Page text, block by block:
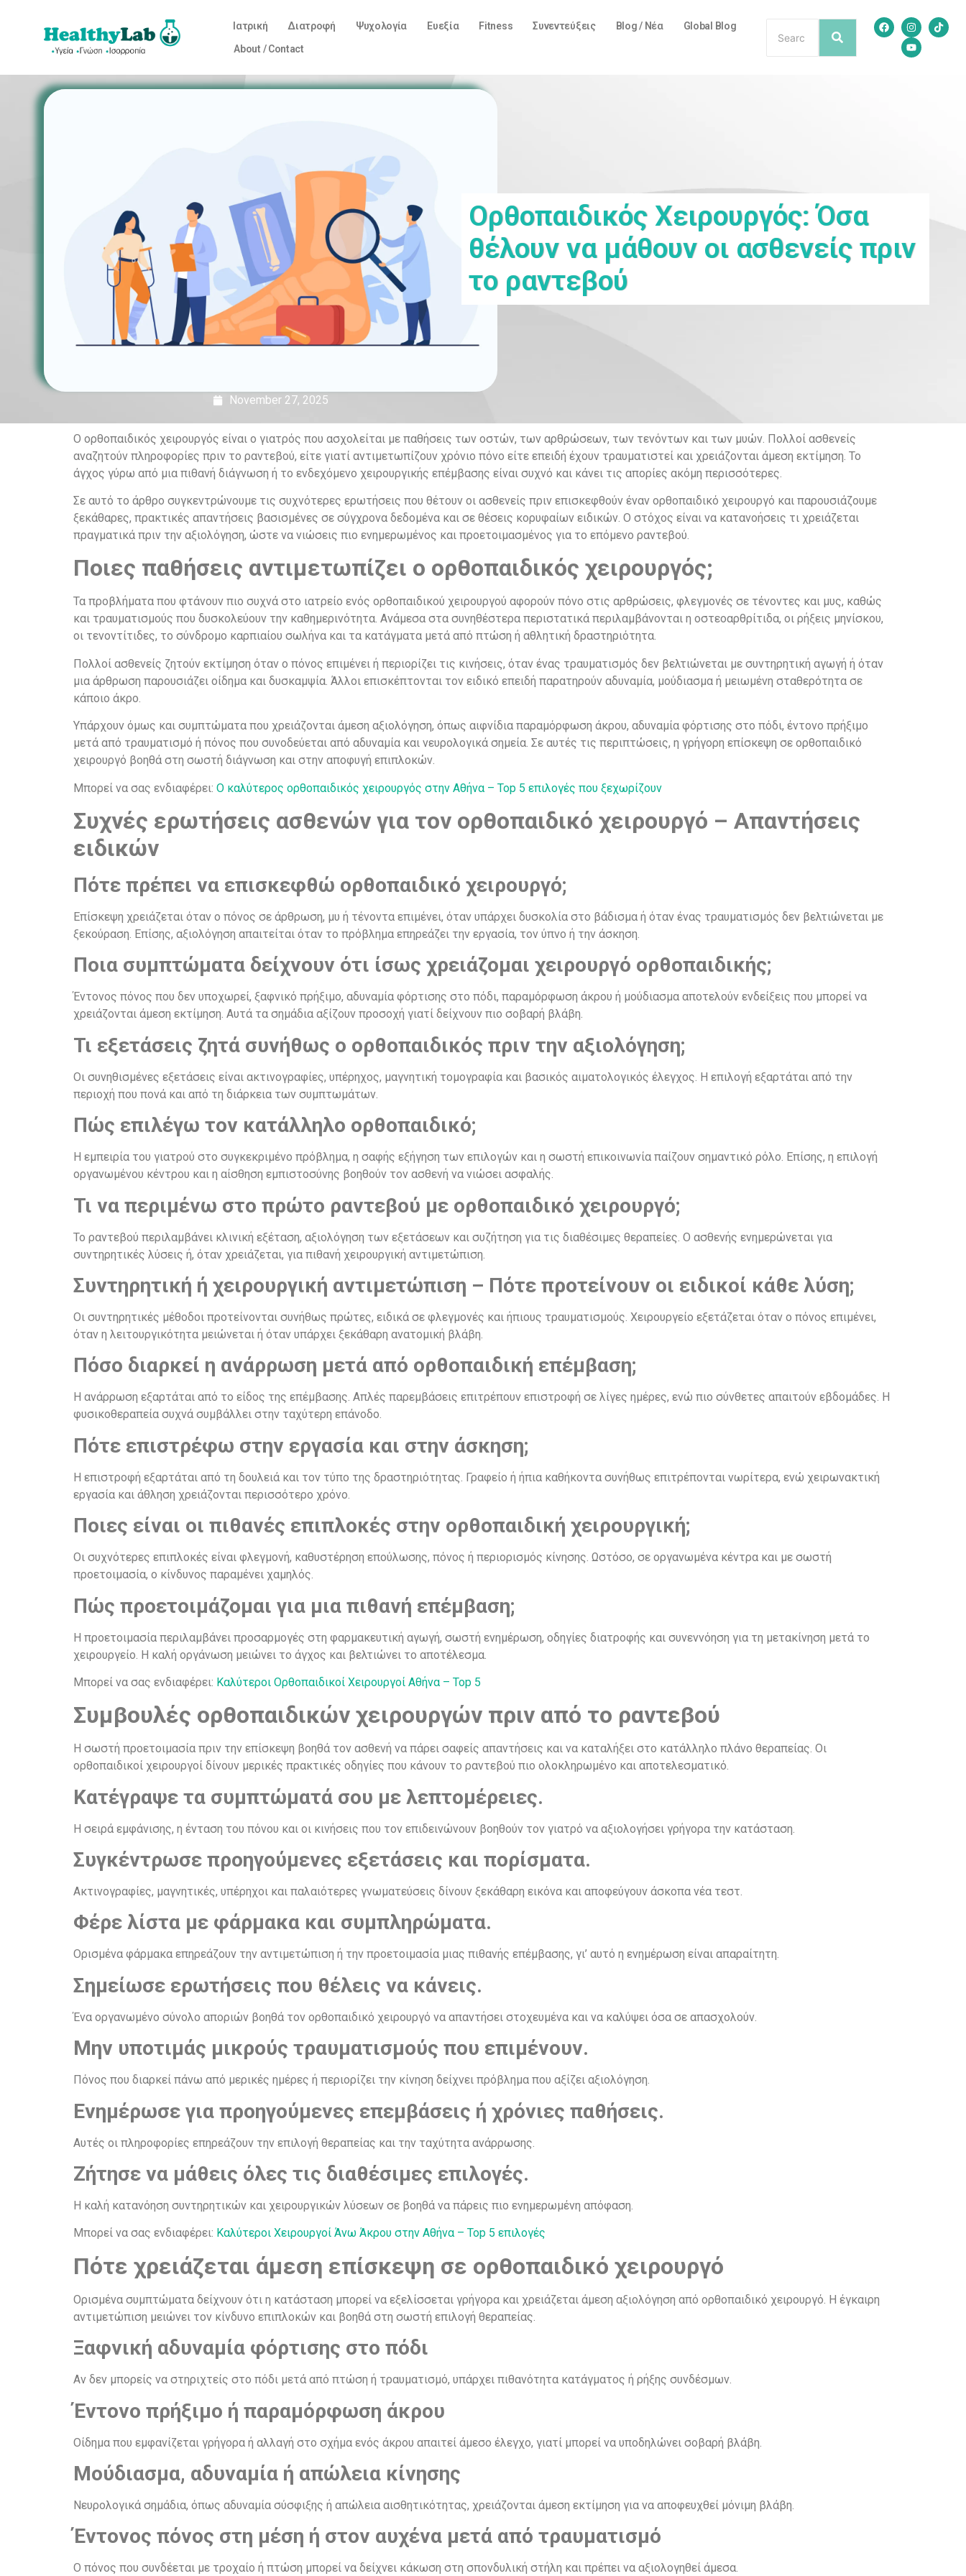
Ιατρική Διατροφή Ψυχολογία Ευεξία Fitness Συνεντεύξεις Blog / Νέα
Global Blog
About / Contact
November 27, 2025
Ορθοπαιδικός Χειρουργός: Όσα
θέλουν να μάθουν οι ασθενείς πριν
το ραντεβού
Ο ορθοπαιδικός χειρουργός είναι ο γιατρός που ασχολείται με παθήσεις των οστών, των αρθρώσεων, των τενόντων και των μυών. Πολλοί ασθενείς
αναζητούν πληροφορίες πριν το ραντεβού, είτε γιατί αντιμετωπίζουν χρόνιο πόνο είτε επειδή έχουν τραυματιστεί και χρειάζονται άμεση εκτίμηση. Το
άγχος γύρω από μια πιθανή διάγνωση ή το ενδεχόμενο χειρουργικής επέμβασης είναι συχνό και κάνει τις απορίες ακόμη περισσότερες.
Σε αυτό το άρθρο συγκεντρώνουμε τις συχνότερες ερωτήσεις που θέτουν οι ασθενείς πριν επισκεφθούν έναν ορθοπαιδικό χειρουργό και παρουσιάζουμε
ξεκάθαρες, πρακτικές απαντήσεις βασισμένες σε σύγχρονα δεδομένα και σε θέσεις κορυφαίων ειδικών. Ο στόχος είναι να κατανοήσεις τι χρειάζεται
πραγματικά πριν την αξιολόγηση, ώστε να νιώσεις πιο ενημερωμένος και προετοιμασμένος για το επόμενο ραντεβού.
Ποιες παθήσεις αντιμετωπίζει ο ορθοπαιδικός χειρουργός;
Τα προβλήματα που φτάνουν πιο συχνά στο ιατρείο ενός ορθοπαιδικού χειρουργού αφορούν πόνο στις αρθρώσεις, φλεγμονές σε τένοντες και μυς, καθώς
και τραυματισμούς που δυσκολεύουν την καθημερινότητα. Ανάμεσα στα συνηθέστερα περιστατικά περιλαμβάνονται η οστεοαρθρίτιδα, οι ρήξεις μηνίσκου,
οι τενοντίτιδες, το σύνδρομο καρπιαίου σωλήνα και τα κατάγματα μετά από πτώση ή αθλητική δραστηριότητα.
Πολλοί ασθενείς ζητούν εκτίμηση όταν ο πόνος επιμένει ή περιορίζει τις κινήσεις, όταν ένας τραυματισμός δεν βελτιώνεται με συντηρητική αγωγή ή όταν
μια άρθρωση παρουσιάζει οίδημα και δυσκαμψία. Άλλοι επισκέπτονται τον ειδικό επειδή παρατηρούν αδυναμία, μούδιασμα ή μειωμένη σταθερότητα σε
κάποιο άκρο.
Υπάρχουν όμως και συμπτώματα που χρειάζονται άμεση αξιολόγηση, όπως αιφνίδια παραμόρφωση άκρου, αδυναμία φόρτισης στο πόδι, έντονο πρήξιμο
μετά από τραυματισμό ή πόνος που συνοδεύεται από αδυναμία και νευρολογικά σημεία. Σε αυτές τις περιπτώσεις, η γρήγορη επίσκεψη σε ορθοπαιδικό
χειρουργό βοηθά στη σωστή διάγνωση και στην αποφυγή επιπλοκών.
Mπορεί να σας ενδιαφέρει: Ο καλύτερος ορθοπαιδικός χειρουργός στην Αθήνα – Top 5 επιλογές που ξεχωρίζουν
Συχνές ερωτήσεις ασθενών για τον ορθοπαιδικό χειρουργό – Απαντήσεις
ειδικών
Πότε πρέπει να επισκεφθώ ορθοπαιδικό χειρουργό;
Επίσκεψη χρειάζεται όταν ο πόνος σε άρθρωση, μυ ή τένοντα επιμένει, όταν υπάρχει δυσκολία στο βάδισμα ή όταν ένας τραυματισμός δεν βελτιώνεται με
ξεκούραση. Επίσης, αξιολόγηση απαιτείται όταν το πρόβλημα επηρεάζει την εργασία, τον ύπνο ή την άσκηση.
Ποια συμπτώματα δείχνουν ότι ίσως χρειάζομαι χειρουργό ορθοπαιδικής;
Έντονος πόνος που δεν υποχωρεί, ξαφνικό πρήξιμο, αδυναμία φόρτισης στο πόδι, παραμόρφωση άκρου ή μούδιασμα αποτελούν ενδείξεις που μπορεί να
χρειάζονται άμεση εκτίμηση. Αυτά τα σημάδια αξίζουν προσοχή γιατί δείχνουν πιο σοβαρή βλάβη.
Τι εξετάσεις ζητά συνήθως ο ορθοπαιδικός πριν την αξιολόγηση;
Οι συνηθισμένες εξετάσεις είναι ακτινογραφίες, υπέρηχος, μαγνητική τομογραφία και βασικός αιματολογικός έλεγχος. Η επιλογή εξαρτάται από την
περιοχή που πονά και από τη διάρκεια των συμπτωμάτων.
Πώς επιλέγω τον κατάλληλο ορθοπαιδικό;
Η εμπειρία του γιατρού στο συγκεκριμένο πρόβλημα, η σαφής εξήγηση των επιλογών και η σωστή επικοινωνία παίζουν σημαντικό ρόλο. Επίσης, η επιλογή
οργανωμένου κέντρου και η αίσθηση εμπιστοσύνης βοηθούν τον ασθενή να νιώσει ασφαλής.
Τι να περιμένω στο πρώτο ραντεβού με ορθοπαιδικό χειρουργό;
Το ραντεβού περιλαμβάνει κλινική εξέταση, αξιολόγηση των εξετάσεων και συζήτηση για τις διαθέσιμες θεραπείες. Ο ασθενής ενημερώνεται για
συντηρητικές λύσεις ή, όταν χρειάζεται, για πιθανή χειρουργική αντιμετώπιση.
Συντηρητική ή χειρουργική αντιμετώπιση – Πότε προτείνουν οι ειδικοί κάθε λύση;
Οι συντηρητικές μέθοδοι προτείνονται συνήθως πρώτες, ειδικά σε φλεγμονές και ήπιους τραυματισμούς. Χειρουργείο εξετάζεται όταν ο πόνος επιμένει,
όταν η λειτουργικότητα μειώνεται ή όταν υπάρχει ξεκάθαρη ανατομική βλάβη.
Πόσο διαρκεί η ανάρρωση μετά από ορθοπαιδική επέμβαση;
Η ανάρρωση εξαρτάται από το είδος της επέμβασης. Απλές παρεμβάσεις επιτρέπουν επιστροφή σε λίγες ημέρες, ενώ πιο σύνθετες απαιτούν εβδομάδες. Η
φυσικοθεραπεία συχνά συμβάλλει στην ταχύτερη επάνοδο.
Πότε επιστρέφω στην εργασία και στην άσκηση;
Η επιστροφή εξαρτάται από τη δουλειά και τον τύπο της δραστηριότητας. Γραφείο ή ήπια καθήκοντα συνήθως επιτρέπονται νωρίτερα, ενώ χειρωνακτική
εργασία και άθληση χρειάζονται περισσότερο χρόνο.
Ποιες είναι οι πιθανές επιπλοκές στην ορθοπαιδική χειρουργική;
Οι συχνότερες επιπλοκές είναι φλεγμονή, καθυστέρηση επούλωσης, πόνος ή περιορισμός κίνησης. Ωστόσο, σε οργανωμένα κέντρα και με σωστή
προετοιμασία, ο κίνδυνος παραμένει χαμηλός.
Πώς προετοιμάζομαι για μια πιθανή επέμβαση;
Η προετοιμασία περιλαμβάνει προσαρμογές στη φαρμακευτική αγωγή, σωστή ενημέρωση, οδηγίες διατροφής και συνεννόηση για τη μετακίνηση μετά το
χειρουργείο. Η καλή οργάνωση μειώνει το άγχος και βελτιώνει το αποτέλεσμα.
Mπορεί να σας ενδιαφέρει: Καλύτεροι Ορθοπαιδικοί Χειρουργοί Αθήνα – Top 5
Συμβουλές ορθοπαιδικών χειρουργών πριν από το ραντεβού
Η σωστή προετοιμασία πριν την επίσκεψη βοηθά τον ασθενή να πάρει σαφείς απαντήσεις και να καταλήξει στο κατάλληλο πλάνο θεραπείας. Οι
ορθοπαιδικοί χειρουργοί δίνουν μερικές πρακτικές οδηγίες που κάνουν το ραντεβού πιο ολοκληρωμένο και αποτελεσματικό.
Κατέγραψε τα συμπτώματά σου με λεπτομέρειες.
Η σειρά εμφάνισης, η ένταση του πόνου και οι κινήσεις που τον επιδεινώνουν βοηθούν τον γιατρό να αξιολογήσει γρήγορα την κατάσταση.
Συγκέντρωσε προηγούμενες εξετάσεις και πορίσματα.
Ακτινογραφίες, μαγνητικές, υπέρηχοι και παλαιότερες γνωματεύσεις δίνουν ξεκάθαρη εικόνα και αποφεύγουν άσκοπα νέα τεστ.
Φέρε λίστα με φάρμακα και συμπληρώματα.
Ορισμένα φάρμακα επηρεάζουν την αντιμετώπιση ή την προετοιμασία μιας πιθανής επέμβασης, γι’ αυτό η ενημέρωση είναι απαραίτητη.
Σημείωσε ερωτήσεις που θέλεις να κάνεις.
Ένα οργανωμένο σύνολο αποριών βοηθά τον ορθοπαιδικό χειρουργό να απαντήσει στοχευμένα και να καλύψει όσα σε απασχολούν.
Μην υποτιμάς μικρούς τραυματισμούς που επιμένουν.
Πόνος που διαρκεί πάνω από μερικές ημέρες ή περιορίζει την κίνηση δείχνει πρόβλημα που αξίζει αξιολόγηση.
Ενημέρωσε για προηγούμενες επεμβάσεις ή χρόνιες παθήσεις.
Αυτές οι πληροφορίες επηρεάζουν την επιλογή θεραπείας και την ταχύτητα ανάρρωσης.
Ζήτησε να μάθεις όλες τις διαθέσιμες επιλογές.
Η καλή κατανόηση συντηρητικών και χειρουργικών λύσεων σε βοηθά να πάρεις πιο ενημερωμένη απόφαση.
Mπορεί να σας ενδιαφέρει: Καλύτεροι Χειρουργοί Άνω Άκρου στην Αθήνα – Top 5 επιλογές
Πότε χρειάζεται άμεση επίσκεψη σε ορθοπαιδικό χειρουργό
Ορισμένα συμπτώματα δείχνουν ότι η κατάσταση μπορεί να εξελίσσεται γρήγορα και χρειάζεται άμεση αξιολόγηση από ορθοπαιδικό χειρουργό. Η έγκαιρη
αντιμετώπιση μειώνει τον κίνδυνο επιπλοκών και βοηθά στη σωστή επιλογή θεραπείας.
Ξαφνική αδυναμία φόρτισης στο πόδι
Αν δεν μπορείς να στηριχτείς στο πόδι μετά από πτώση ή τραυματισμό, υπάρχει πιθανότητα κατάγματος ή ρήξης συνδέσμων.
Έντονο πρήξιμο ή παραμόρφωση άκρου
Οίδημα που εμφανίζεται γρήγορα ή αλλαγή στο σχήμα ενός άκρου απαιτεί άμεσο έλεγχο, γιατί μπορεί να υποδηλώνει σοβαρή βλάβη.
Μούδιασμα, αδυναμία ή απώλεια κίνησης
Νευρολογικά σημάδια, όπως αδυναμία σύσφιξης ή απώλεια αισθητικότητας, χρειάζονται άμεση εκτίμηση για να αποφευχθεί μόνιμη βλάβη.
Έντονος πόνος στη μέση ή στον αυχένα μετά από τραυματισμό
Ο πόνος που συνδέεται με τροχαίο ή πτώση μπορεί να δείχνει κάκωση στη σπονδυλική στήλη και πρέπει να αξιολογηθεί άμεσα.